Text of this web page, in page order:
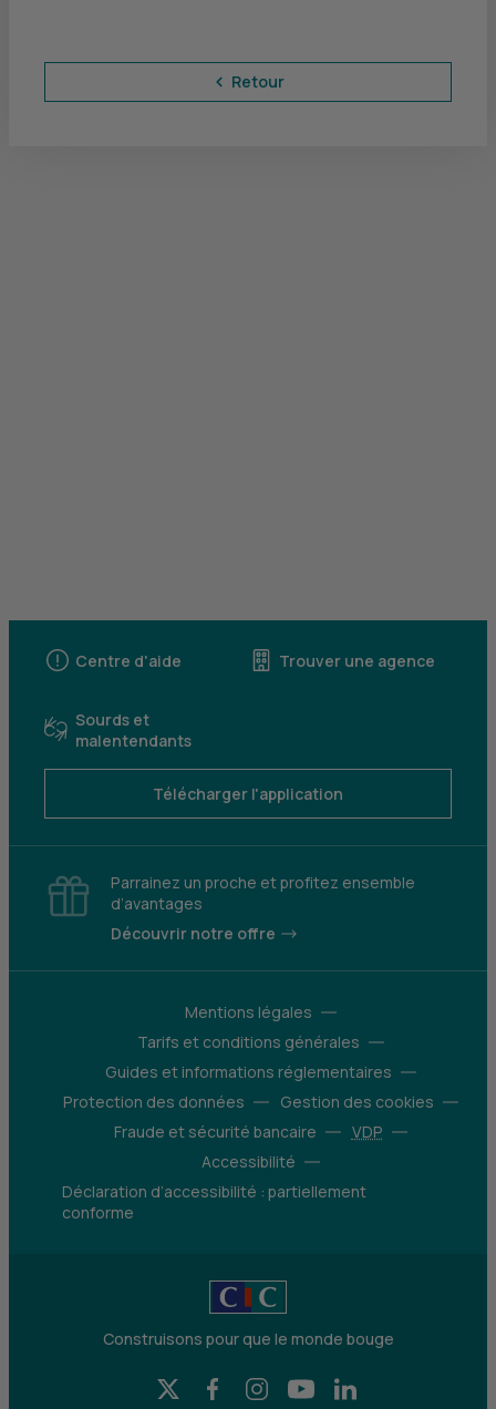
Retour
Centre d'aide Trouver une agence
Sourds et
malentendants
Télécharger l'application
Parrainez un proche et profitez ensemble
d’avantages
Découvrir notre offre
Mentions légales
Tarifs et conditions générales
Guides et informations réglementaires
Protection des données
Gestion des cookies
Fraude et sécurité bancaire
VDP
Accessibilité
Déclaration d’accessibilité : partiellement
conforme
Construisons pour que le monde bouge
X (Twitter) - CIC
Facebook - CIC
Instagram - CIC
YouTube - CIC